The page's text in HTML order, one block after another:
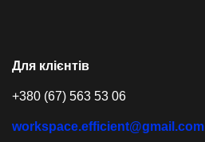
Для клієнтів
+380 (67) 563 53 06
workspace.efficient@gmail.com